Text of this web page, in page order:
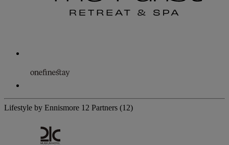
Lifestyle by Ennismore 12 Partners (12)